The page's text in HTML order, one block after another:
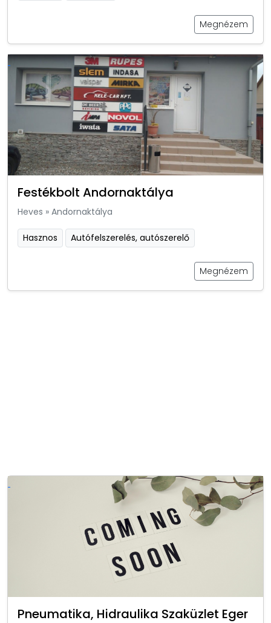
Megnézem
Festékbolt Andornaktálya
Heves » Andornaktálya
Hasznos Autófelszerelés, autószerelő
Megnézem
Pneumatika, Hidraulika Szaküzlet Eger